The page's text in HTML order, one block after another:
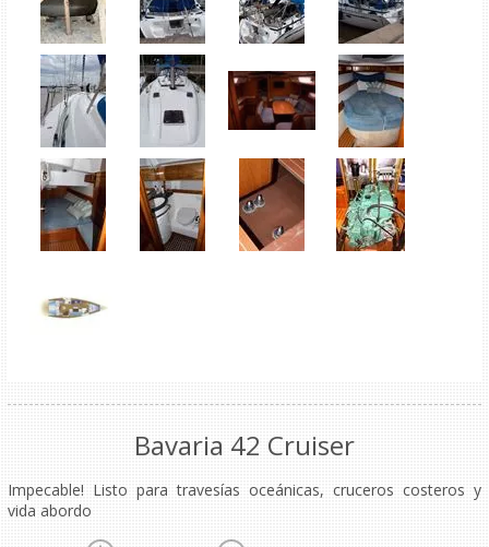
Bavaria 42 Cruiser
Impecable! Listo para travesías oceánicas, cruceros costeros y
vida abordo